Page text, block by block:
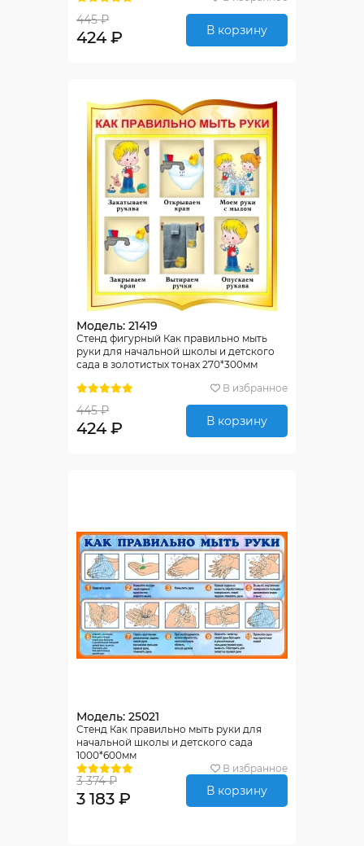
445 ₽
424 ₽ В корзину
Модель: 21419
Стенд фигурный Как правильно мыть
руки для начальной школы и детского
сада в золотистых тонах 270*300мм
В избранное
445 ₽
424 ₽ В корзину
Модель: 25021
Стенд Как правильно мыть руки для
начальной школы и детского сада
1000*600мм
В избранное
3 374 ₽
3 183 ₽ В корзину